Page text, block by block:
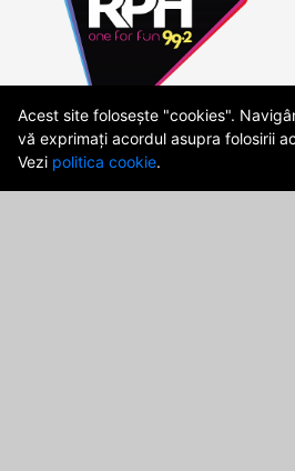
Acest site folosește "cookies".
vă exprimați acordul asupra folosirii
Vezi politica cookie.